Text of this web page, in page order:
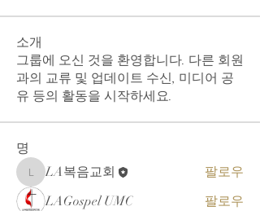
소개
그룹에 오신 것을 환영합니다. 다른 회원
과의 교류 및 업데이트 수신, 미디어 공
유 등의 활동을 시작하세요.
명
LA복음교회
LA복음교회
팔로우
LAGospel UMC
팔로우